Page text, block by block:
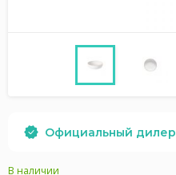
Официальный дилер
В наличии